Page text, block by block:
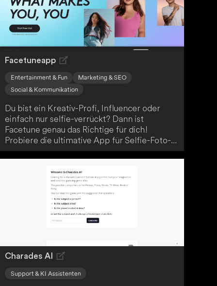
bevorzugten Infrastruktur generieren.
Facetuneapp
Entertainment & Fun
Marketing & SEO
Social & Kommunikation
Du bist ein Kreativ-Profi, Influencer oder
einfach nur selfie-verrückt? Dann ist
Facetune genau das Richtige für dich!
Probiere die ultimative App für Selfie-Foto-
Bearbeitung jetzt kostenlos aus und bringe
deine Bilder auf ein neues Level.
Charades AI
Support & KI Assistenten